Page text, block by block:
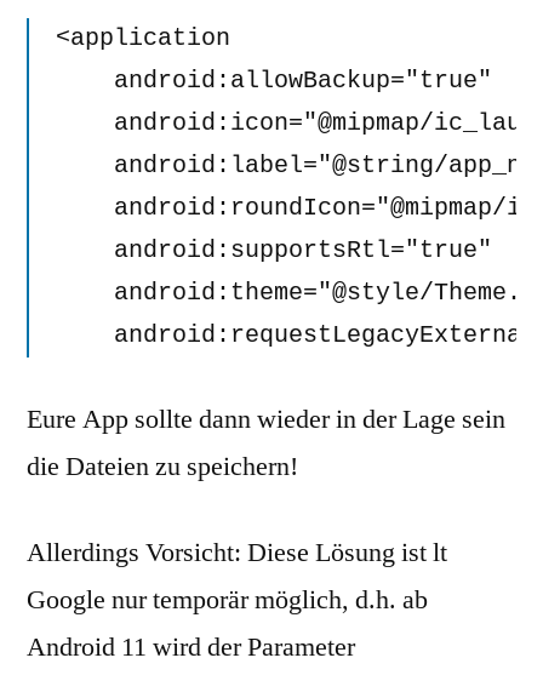
<application
    android:allowBackup="true"
android:icon="@mipmap/
android:label="@string/
android:roundIcon="@mipmap/
    android:supportsRtl="true"
android:theme="@style/
Eure App sollte dann wieder in der Lage sein
die Dateien zu speichern!
Allerdings Vorsicht: Diese Lösung ist lt
Google nur temporär möglich, d.h. ab
Android 11 wird der Parameter